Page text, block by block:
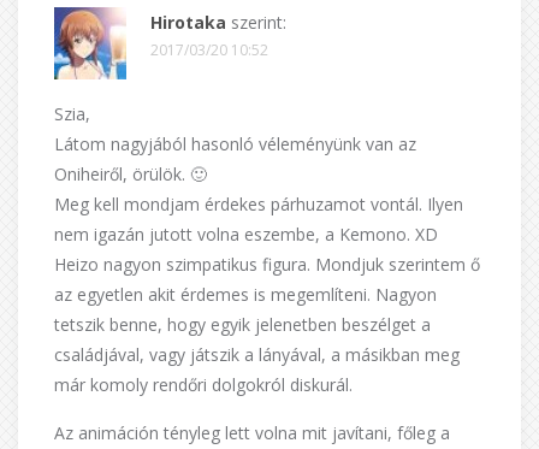
Hirotaka szerint:
2017/03/20 10:52
Szia,
Látom nagyjából hasonló véleményünk van az
Oniheiről, örülök. 🙂
Meg kell mondjam érdekes párhuzamot vontál. Ilyen
nem igazán jutott volna eszembe, a Kemono. XD
Heizo nagyon szimpatikus figura. Mondjuk szerintem ő
az egyetlen akit érdemes is megemlíteni. Nagyon
tetszik benne, hogy egyik jelenetben beszélget a
családjával, vagy játszik a lányával, a másikban meg
már komoly rendőri dolgokról diskurál.
Az animáción tényleg lett volna mit javítani, főleg a